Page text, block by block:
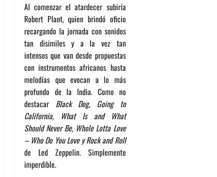
Al comenzar el atardecer subiría
Robert Plant, quien brindó oficio
recargando la jornada con sonidos
tan disimiles y a la vez tan
intensos que van desde propuestas
con instrumentos africanos hasta
melodías que evocan a lo más
profundo de la India. Como no
destacar Black Dog, Going to
California, What Is and What
Should Never Be, Whole Lotta Love
– Who Do You Love y Rock and Roll
de Led Zeppelin. Simplemente
imperdible.